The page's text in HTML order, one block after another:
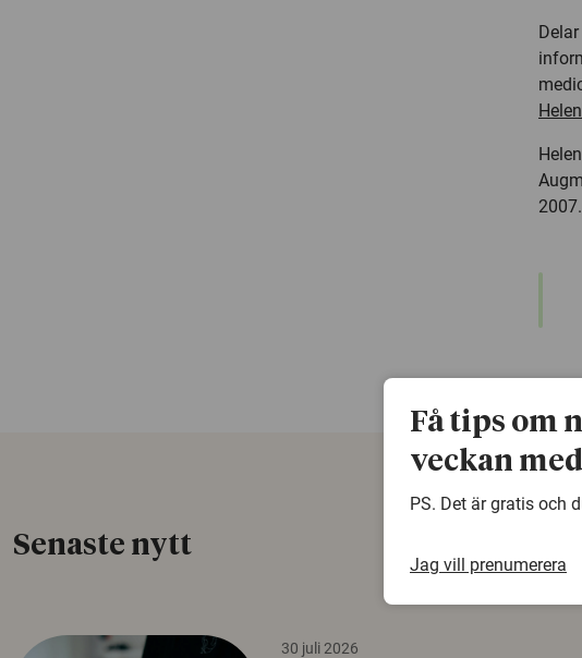
2007.
Senaste nytt
30 juli 2026
Få tips om
veckan
PS. Det är gratis och
Jag vill prenumerera